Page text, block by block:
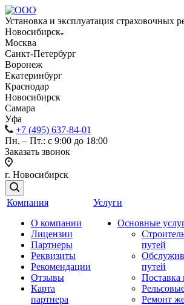
Установка и эксплуатация страховочных
Новосибирск
Москва
Санкт-Петербург
Воронеж
Екатеринбург
Краснодар
Новосибирск
Самара
Уфа
+7 (495) 637-84-01
Пн. – Пт.: с 9:00 до 18:00
Заказать звонок
г. Новосибирск
Компания
О компании
Лицензии
Партнеры
Реквизиты
Рекомендации
Отзывы
Карта
партнера
Услуги
Основные
путей
путей
Ремонт